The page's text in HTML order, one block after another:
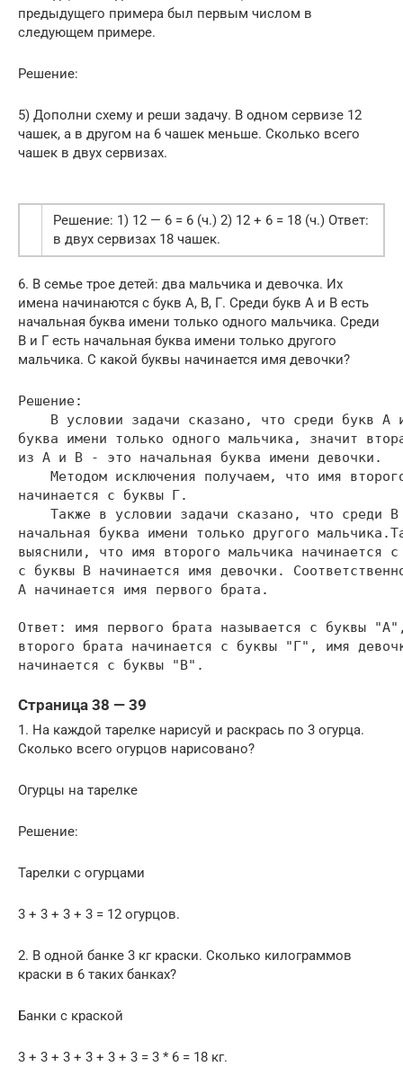
предыдущего примера был первым числом в
следующем примере.
Решение:
5) Дополни схему и реши задачу. В одном сервизе 12
чашек, а в другом на 6 чашек меньше. Сколько всего
чашек в двух сервизах.
Решение: 1) 12 — 6 = 6 (ч.) 2) 12 + 6 = 18 (ч.) Ответ:
в двух сервизах 18 чашек.
6. В семье трое детей: два мальчика и девочка. Их
имена начинаются с букв А, В, Г. Среди букв А и В есть
начальная буква имени только одного мальчика. Среди
В и Г есть начальная буква имени только другого
мальчика. С какой буквы начинается имя девочки?
Решение:
В условии задачи сказано, что среди букв А
буква имени только одного мальчика, значит
из А и В - это начальная буква имени девочки.
Методом исключения получаем, что имя
начинается с буквы Г.
Также в условии задачи сказано, что среди
начальная буква имени только другого
выяснили, что имя второго мальчика
с буквы В начинается имя девочки.
А начинается имя первого брата.
Ответ: имя первого брата называется с буквы
второго брата начинается с буквы "Г", имя
начинается с буквы "В".
Страница 38 — 39
1. На каждой тарелке нарисуй и раскрась по 3 огурца.
Сколько всего огурцов нарисовано?
Огурцы на тарелке
Решение:
Тарелки с огурцами
3 + 3 + 3 + 3 = 12 огурцов.
2. В одной банке 3 кг краски. Сколько килограммов
краски в 6 таких банках?
Банки с краской
3 + 3 + 3 + 3 + 3 + 3 = 3 * 6 = 18 кг.